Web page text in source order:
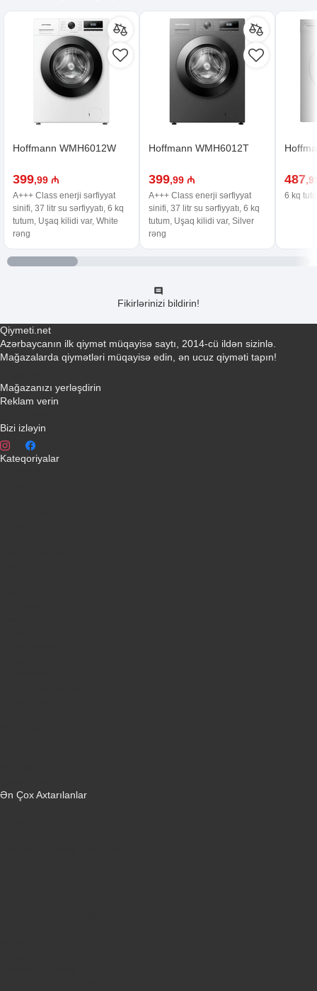
Hoffmann WMH6012W
399,99 ₼
A+++ Class enerji sərfiyyat
sinifi, 37 litr su sərfiyyatı, 6 kq
tutum, Uşaq kilidi var, White
rəng
Hoffmann WMH6012T
399,99 ₼
A+++ Class enerji sərfiyyat
sinifi, 37 litr su sərfiyyatı, 6 kq
tutum, Uşaq kilidi var, Silver
rəng
487
6 kq
Fikirlərinizi bildirin!
Qiymeti.net
Azərbaycanın ilk qiymət müqayisə saytı, 2014-cü ildən sizinlə.
Mağazalarda qiymətləri müqayisə edin, ən ucuz qiyməti tapın!
Mağazanızı yerləşdirin
Reklam verin
Bizi izləyin
Kateqoriyalar
Ən Çox Axtarılanlar